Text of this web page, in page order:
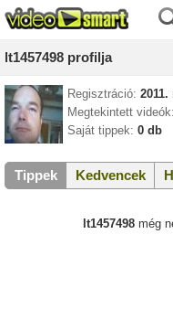
lt1457498 profilja
Regisztráció:
Megtekintett videók:
Saját tippek: 0 db
Tippek Kedvencek
lt1457498még